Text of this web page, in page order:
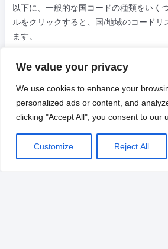
We value your privacy
We use cookies to enhance your
personalized ads or content, and
clicking "Accept All", you consent to our
Customize Reject All
以下に、一般的な国コードの種類をいく
ルをクリックすると、国/地域のコードリ
ます。
アジア ヨーロッパ
アメリカ オセアニア